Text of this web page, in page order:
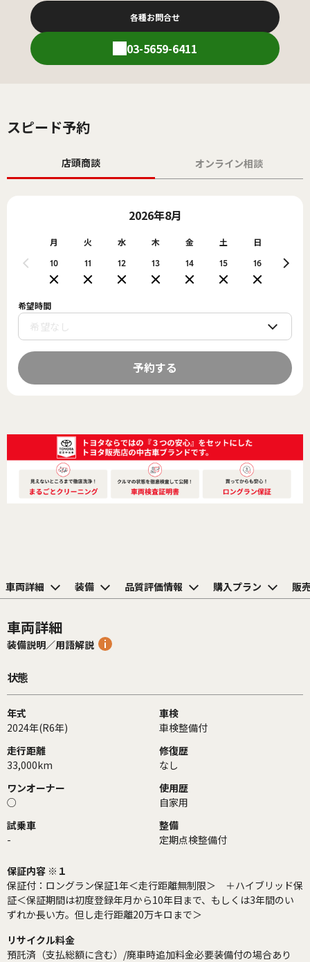
各種お問合せ
03-5659-6411
スピード予約
店頭商談 オンライン相談
2026年8月
月
10
火
11
水
12
木
13
金
14
土
15
日
16 17
希望時間
予約する
車両詳細 装備 品質評価情報 購入プラン 販
車両詳細
装備説明／用語解説
状態
年式
2024年(R6年)
車検
車検整備付
走行距離
33,000km
修復歴
なし
ワンオーナー
○
使用歴
自家用
試乗車
-
整備
定期点検整備付
保証内容 ※１
保証付：ロングラン保証1年＜走行距離無制限＞ ＋ハイブリッド保
証＜保証期間は初度登録年月から10年目まで、もしくは3年間のい
ずれか長い方。但し走行距離20万キロまで＞
リサイクル料金
預託済（支払総額に含む）/廃車時追加料金必要装備付の場合あり